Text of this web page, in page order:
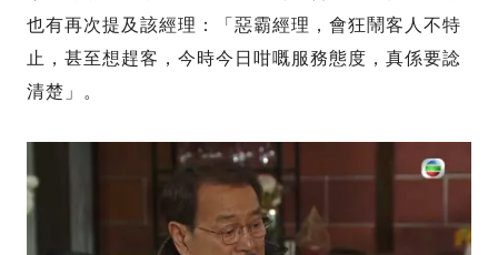
也有再次提及該經理：「惡霸經理，會狂鬧客人不特
止，甚至想趕客，今時今日咁嘅服務態度，真係要諗
清楚」。